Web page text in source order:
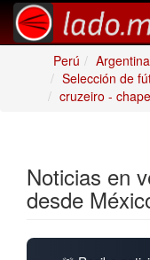
Perú
Argentina
Selección de
cruzeiro -
Noticias en
desde